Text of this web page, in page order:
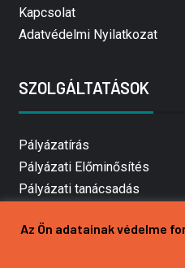
Kapcsolat
Adatvédelmi Nyilatkozat
SZOLGÁLTATÁSOK
Pályázatírás
Pályázati Előminősítés
Pályázati tanácsadás
Mezőgazdasági pályázatírás
Az Ön adatainak védelme